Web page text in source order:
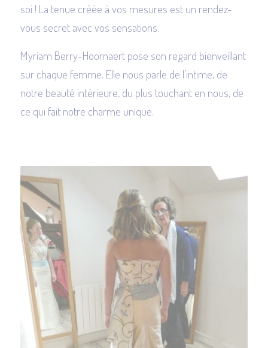
soi ! La tenue créée à vos mesures est un rendez-
vous secret avec vos sensations.
Myriam Berry-Hoornaert pose son regard bienveillant
sur chaque femme. Elle nous parle de l’intime, de
notre beauté intérieure, du plus touchant en nous, de
ce qui fait notre charme unique.